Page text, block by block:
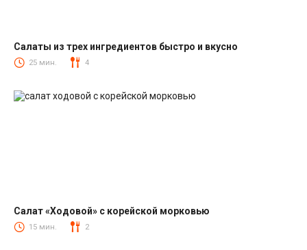
Салаты
Салаты из трех ингредиентов быстро и вкусно
25 мин. 4
Салаты с корейской морковкой
Салат «Ходовой» с корейской морковью
15 мин. 2